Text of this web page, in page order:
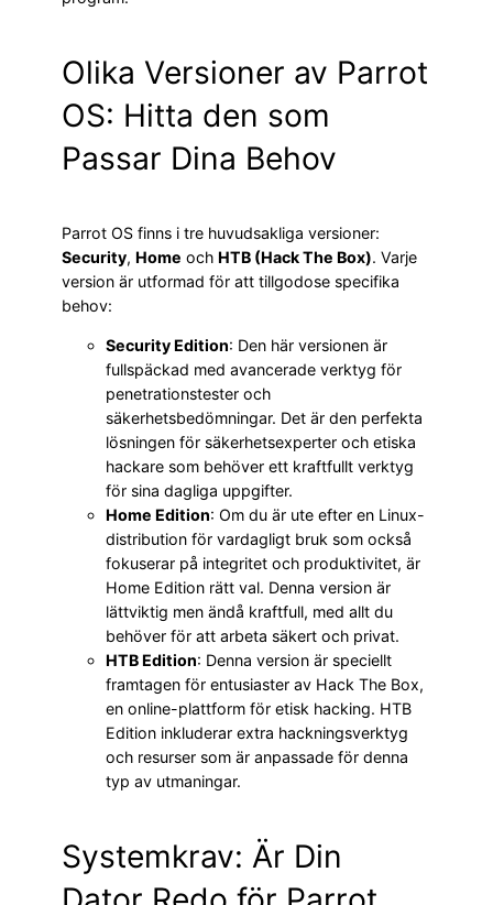
Olika Versioner av Parrot
OS: Hitta den som
Passar Dina Behov
Parrot OS finns i tre huvudsakliga versioner:
Security, Home och HTB (Hack The Box). Varje
version är utformad för att tillgodose specifika
behov:
Security Edition: Den här versionen är
fullspäckad med avancerade verktyg för
penetrationstester och
säkerhetsbedömningar. Det är den perfekta
lösningen för säkerhetsexperter och etiska
hackare som behöver ett kraftfullt verktyg
för sina dagliga uppgifter.
Home Edition: Om du är ute efter en Linux-
distribution för vardagligt bruk som också
fokuserar på integritet och produktivitet, är
Home Edition rätt val. Denna version är
lättviktig men ändå kraftfull, med allt du
behöver för att arbeta säkert och privat.
HTB Edition: Denna version är speciellt
framtagen för entusiaster av Hack The Box,
en online-plattform för etisk hacking. HTB
Edition inkluderar extra hackningsverktyg
och resurser som är anpassade för denna
typ av utmaningar.
Systemkrav: Är Din